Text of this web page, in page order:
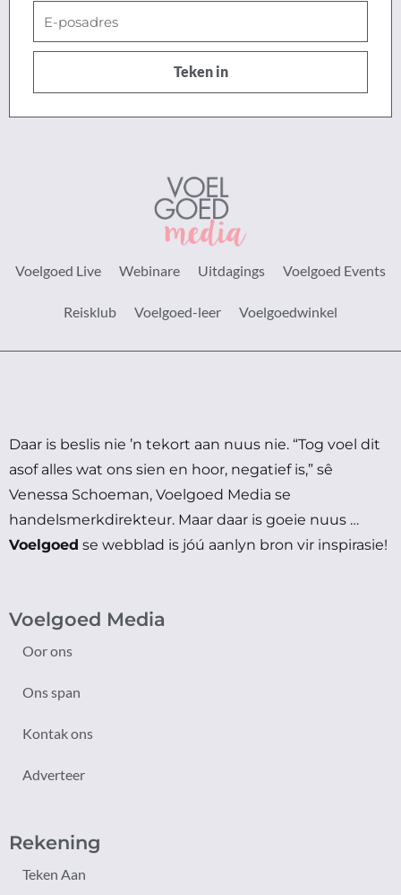
posadres
Teken in
Voelgoed Live Webinare Uitdagings Voelgoed Events
Reisklub Voelgoed-leer Voelgoedwinkel
Daar is beslis nie ’n tekort aan nuus nie. “Tog voel dit
asof alles wat ons sien en hoor, negatief is,” sê
Venessa Schoeman, Voelgoed Media se
handelsmerkdirekteur. Maar daar is goeie nuus …
Voelgoed se webblad is jóú aanlyn bron vir inspirasie!
Voelgoed Media
Oor ons
Ons span
Kontak ons
Adverteer
Rekening
Teken Aan